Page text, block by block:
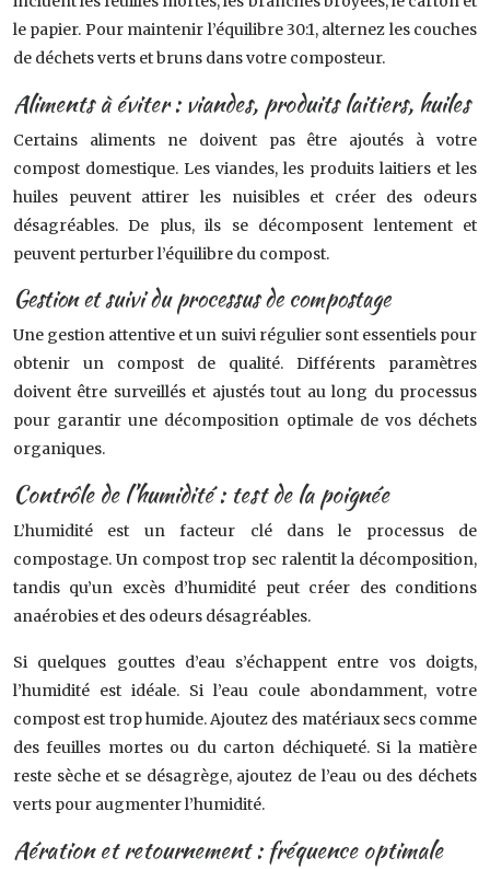
le papier. Pour maintenir l’équilibre 30:1, alternez les couches
de déchets verts et bruns dans votre composteur.
Aliments à éviter : viandes, produits laitiers, huiles
Certains aliments ne doivent pas être ajoutés à votre
compost domestique. Les viandes, les produits laitiers et les
huiles peuvent attirer les nuisibles et créer des odeurs
désagréables. De plus, ils se décomposent lentement et
peuvent perturber l’équilibre du compost.
Gestion et suivi du processus de compostage
Une gestion attentive et un suivi régulier sont essentiels pour
obtenir un compost de qualité. Différents paramètres
doivent être surveillés et ajustés tout au long du processus
pour garantir une décomposition optimale de vos déchets
organiques.
Contrôle de l’humidité : test de la poignée
L’humidité est un facteur clé dans le processus de
compostage. Un compost trop sec ralentit la décomposition,
tandis qu’un excès d’humidité peut créer des conditions
anaérobies et des odeurs désagréables.
Si quelques gouttes d’eau s’échappent entre vos doigts,
l’humidité est idéale. Si l’eau coule abondamment, votre
compost est trop humide. Ajoutez des matériaux secs comme
des feuilles mortes ou du carton déchiqueté. Si la matière
reste sèche et se désagrège, ajoutez de l’eau ou des déchets
verts pour augmenter l’humidité.
Aération et retournement : fréquence optimale